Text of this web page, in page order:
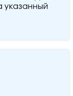
указанный